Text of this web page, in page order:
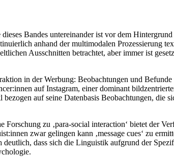
Bandes untereinander ist vor dem
anhand der multimodalen Prozessierung
Ausschnitten betrachtet, aber immer ist
in der Werbung: Beobachtungen und
auf Instagram, einer dominant
auf seine Datenbasis Beobachtungen,
zu ‚para-social interaction‘ bietet der
zwar gelingen kann ‚message cues‘ zu
dass sich die Linguistik aufgrund der